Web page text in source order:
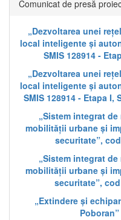
Comunicat de presă
„Dezvoltarea unei
local inteligente și
SMIS 128914 -
„Dezvoltarea unei
local inteligente și
SMIS 128914 - Etapa I,
„Sistem integrat
mobilității urbane și
securitate”,
„Sistem integrat
mobilității urbane și
securitate”,
„Extindere și